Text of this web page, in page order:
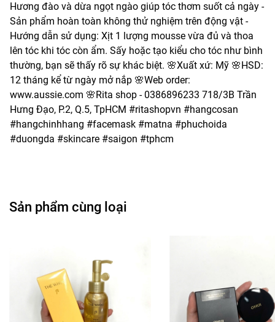
Hương đào và dừa ngọt ngào giúp tóc thơm suốt cả ngày -
Sản phẩm hoàn toàn không thử nghiệm trên động vật -
Hướng dẫn sử dụng: Xịt 1 lượng mousse vừa đủ và thoa
lên tóc khi tóc còn ẩm. Sấy hoặc tạo kiểu cho tóc như bình
thường, bạn sẽ thấy rõ sự khác biệt. 🌸Xuất xứ: Mỹ 🌸HSD:
12 tháng kể từ ngày mở nắp 🌸Web order:
www.aussie.com 🌸Rita shop - 0386896233 718/3B Trần
Hưng Đạo, P.2, Q.5, TpHCM #ritashopvn #hangcosan
#hangchinhhang #facemask #matna #phuchoida
#duongda #skincare #saigon #tphcm
Sản phẩm cùng loại